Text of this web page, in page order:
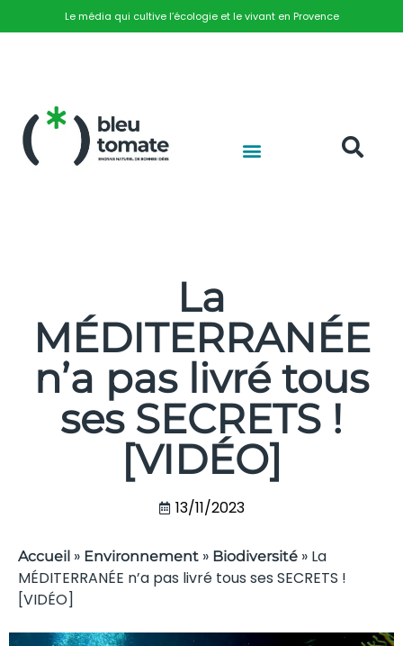
Le média qui cultive l’écologie et le vivant en Provence
La
MÉDITERRANÉE
n’a pas livré tous
ses SECRETS !
[VIDÉO]
13/11/2023
Accueil » Environnement » Biodiversité » La
MÉDITERRANÉE n’a pas livré tous ses SECRETS !
[VIDÉO]